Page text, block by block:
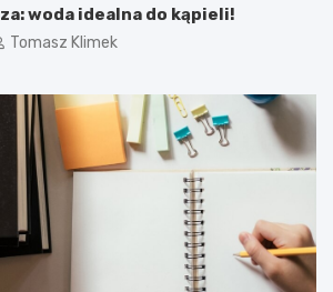
woda idealna do kąpieli!
Tomasz Klimek